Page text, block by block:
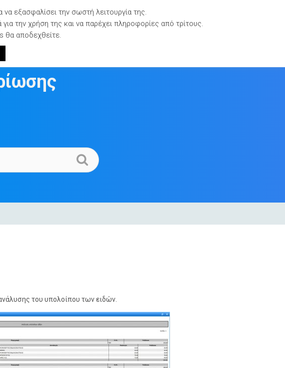
Βιβλιοθήκες Τεκμηρίωσης Επικοινωνία
του υπολοίπου των ειδών.
εξασφαλίσει την σωστή λειτουργία της.
την χρήση της και να παρέχει πληροφορίες από τρίτους.
θα αποδεχθείτε.